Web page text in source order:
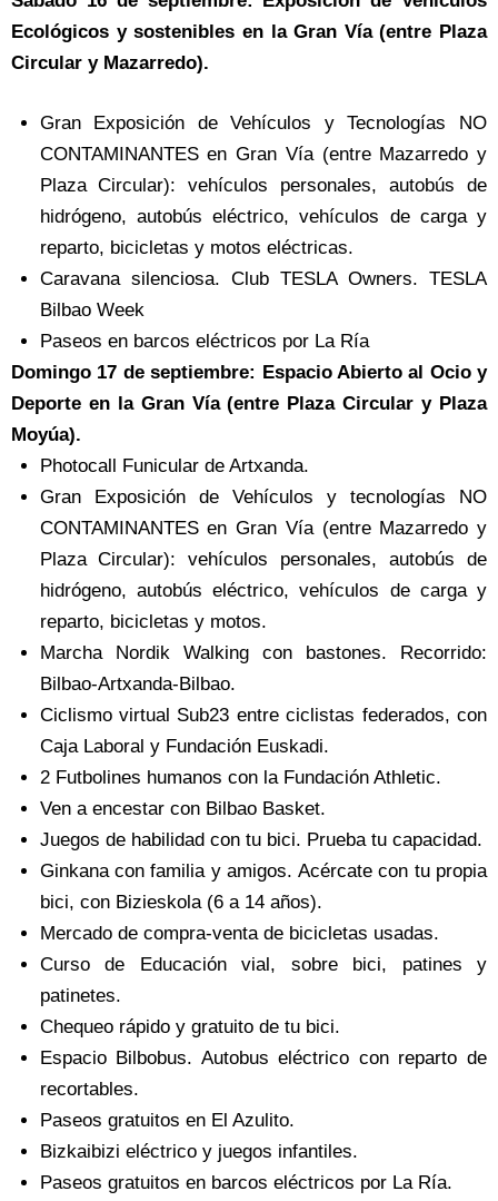
Ecológicos y sostenibles en la Gran Vía (entre Plaza
Circular y Mazarredo).
Gran Exposición de Vehículos y Tecnologías NO
CONTAMINANTES en Gran Vía (entre Mazarredo y
Plaza Circular): vehículos personales, autobús de
hidrógeno, autobús eléctrico, vehículos de carga y
reparto, bicicletas y motos eléctricas.
Caravana silenciosa. Club TESLA Owners. TESLA
Bilbao Week
Paseos en barcos eléctricos por La Ría
Domingo 17 de septiembre: Espacio Abierto al Ocio y
Deporte en la Gran Vía (entre Plaza Circular y Plaza
Moyúa).
Photocall Funicular de Artxanda.
Gran Exposición de Vehículos y tecnologías NO
CONTAMINANTES en Gran Vía (entre Mazarredo y
Plaza Circular): vehículos personales, autobús de
hidrógeno, autobús eléctrico, vehículos de carga y
reparto, bicicletas y motos.
Marcha Nordik Walking con bastones. Recorrido:
Bilbao-Artxanda-Bilbao.
Ciclismo virtual Sub23 entre ciclistas federados, con
Caja Laboral y Fundación Euskadi.
2 Futbolines humanos con la Fundación Athletic.
Ven a encestar con Bilbao Basket.
Juegos de habilidad con tu bici. Prueba tu capacidad.
Ginkana con familia y amigos. Acércate con tu propia
bici, con Bizieskola (6 a 14 años).
Mercado de compra-venta de bicicletas usadas.
Curso de Educación vial, sobre bici, patines y
patinetes.
Chequeo rápido y gratuito de tu bici.
Espacio Bilbobus. Autobus eléctrico con reparto de
recortables.
Paseos gratuitos en El Azulito.
Bizkaibizi eléctrico y juegos infantiles.
Paseos gratuitos en barcos eléctricos por La Ría.